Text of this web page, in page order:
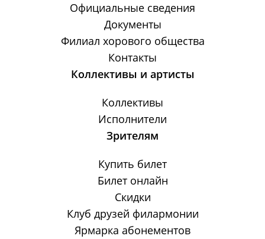
Официальные сведения
Документы
Филиал хорового общества
Контакты
Коллективы и артисты
Коллективы
Исполнители
Зрителям
Купить билет
Билет онлайн
Скидки
Клуб друзей филармонии
Ярмарка абонементов